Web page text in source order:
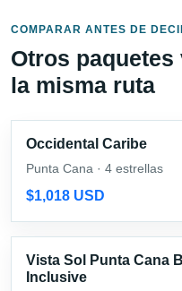
COMPARAR ANTES DE
Otros
la misma ruta
Occidental Caribe
Punta Cana · 4 estrellas
$1,018 USD
Vista Sol Punta Cana
Inclusive